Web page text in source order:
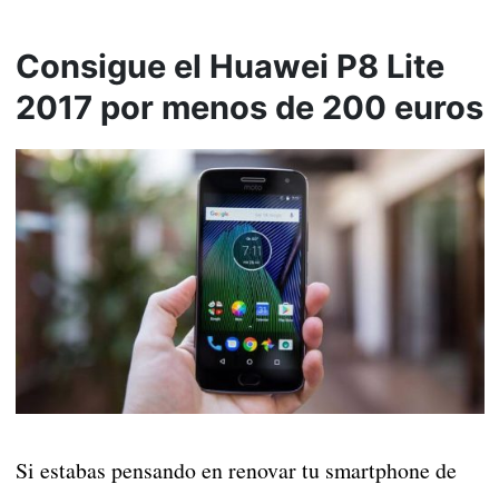
Consigue el Huawei P8 Lite
2017 por menos de 200 euros
Si estabas pensando en renovar tu smartphone de